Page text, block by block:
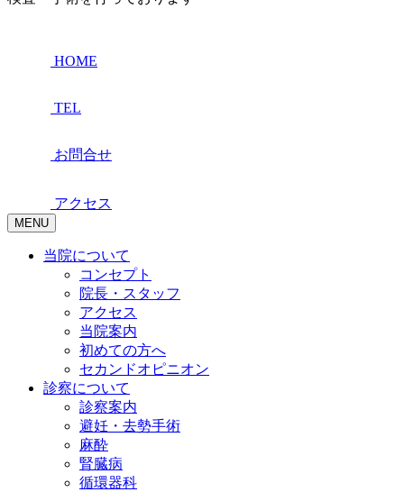
HOME
TEL
お問合せ
アクセス
MENU
当院について
コンセプト
院長・スタッフ
アクセス
当院案内
初めての方へ
セカンドオピニオン
診察について
診察案内
避妊・去勢手術
麻酔
腎臓病
循環器科